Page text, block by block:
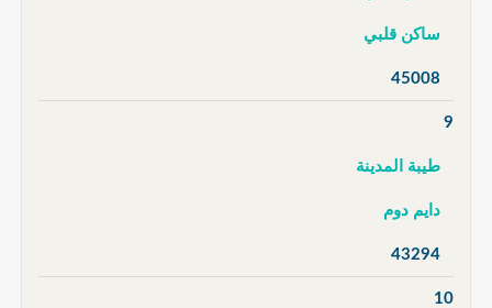
ساكن قلبي
45008
9
طيبة المدينة
دايم دوم
43294
10